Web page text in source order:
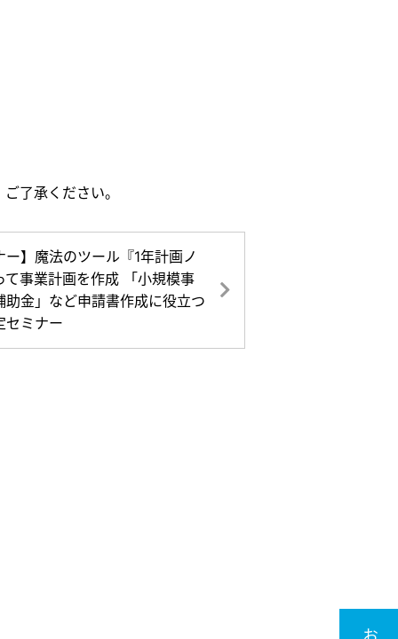
了承ください。
ー】魔法のツール『1年計画ノ
て事業計画を作成 「小規模事
助金」など申請書作成に役立つ
セミナー